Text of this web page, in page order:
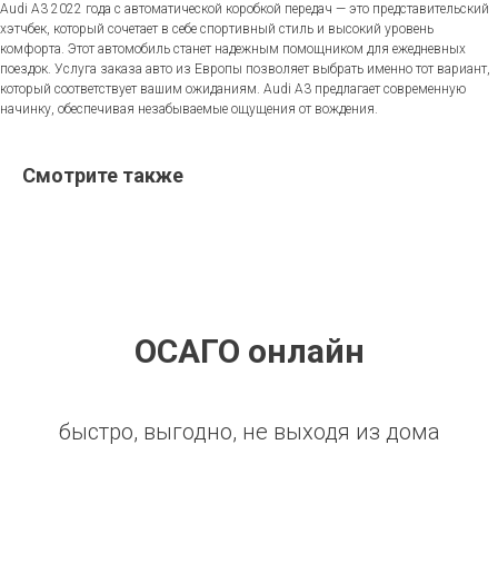
Audi A3 2022 года с автоматической коробкой передач — это представительский
хэтчбек, который сочетает в себе спортивный стиль и высокий уровень
комфорта. Этот автомобиль станет надежным помощником для ежедневных
поездок. Услуга заказа авто из Европы позволяет выбрать именно тот вариант,
который соответствует вашим ожиданиям. Audi A3 предлагает современную
начинку, обеспечивая незабываемые ощущения от вождения.
Смотрите также
ОСАГО онлайн
быстро, выгодно, не выходя из дома